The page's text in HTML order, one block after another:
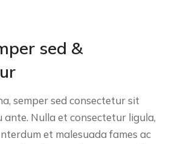
sed &
semper sed consectetur sit
ante. Nulla et consectetur ligula,
et malesuada fames ac